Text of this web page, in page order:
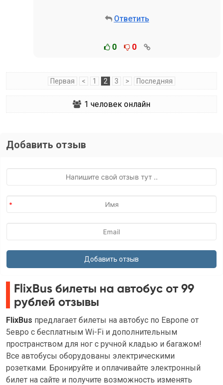
Ответить
0 0
Первая < 1 2 3 > Последняя
1 человек онлайн
Добавить отзыв
FlixBus билеты на автобус от 99
рублей отзывы
FlixBus предлагает билеты на автобус по Европе от
5евро с бесплатным Wi-Fi и дополнительным
пространством для ног с ручной кладью и багажом!
Все автобусы оборудованы электрическими
розетками. Бронируйте и оплачивайте электронный
билет на сайте и получите возможность изменять